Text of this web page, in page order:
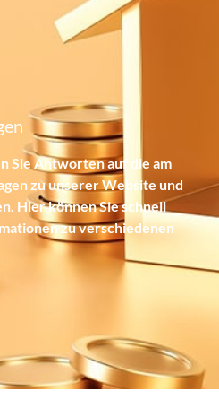
Sie Antworten auf die am
zu unserer Website und
Hier können Sie schnell
zu verschiedenen